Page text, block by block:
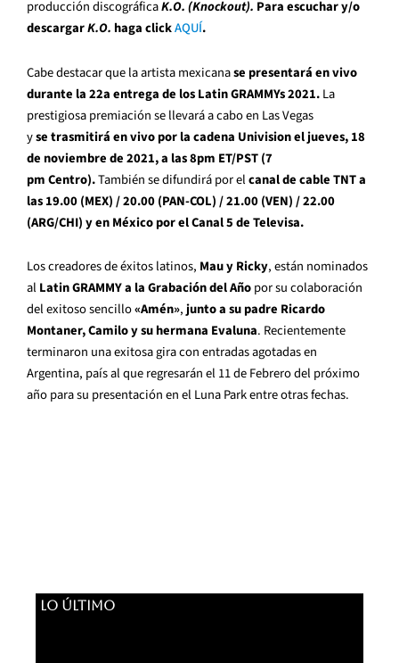
producción discográficaK.O. (Knockout). Para escuchar y/o
descargarK.O. haga clickAQUÍ.
Cabe destacar que la artista mexicanase presentará en vivo
durante la 22a entrega de los Latin GRAMMYs 2021.La
prestigiosa premiación se llevará a cabo en Las Vegas
yse trasmitirá en vivo por la cadena Univision el jueves, 18
de noviembre de 2021, a las 8pm ET/PST (7
pm Centro).También se difundirá por elcanal de cable TNT a
las 19.00 (MEX) / 20.00 (PAN-COL) / 21.00 (VEN) / 22.00
(ARG/CHI) y en México por el Canal 5 de Televisa.
Los creadores de éxitos latinos, Mau y Ricky, están nominados
al Latin GRAMMY a la Grabación del Añopor su colaboración
del exitoso sencillo«Amén»,junto a su padre Ricardo
Montaner, Camilo y su hermana Evaluna. Recientemente
terminaron una exitosa gira con entradas agotadas en
Argentina, país al que regresarán el 11 de Febrero del próximo
año para su presentación en el Luna Park entre otras fechas.
LO ÚLTIMO